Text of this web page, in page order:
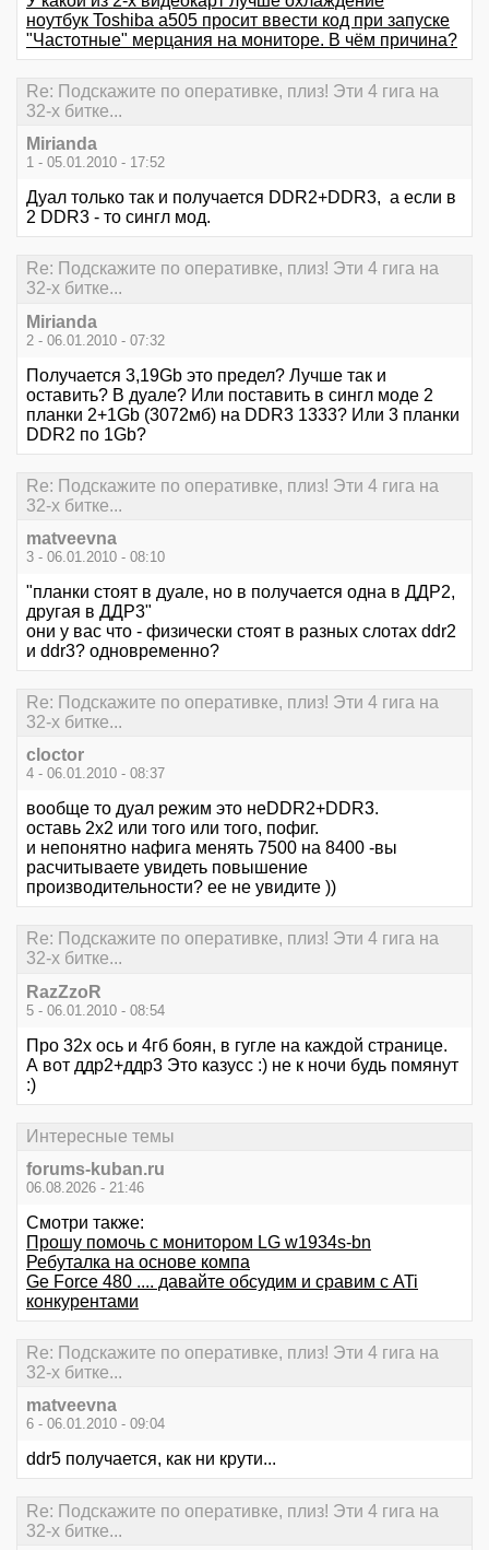
ноутбук Toshiba a505 просит ввести код при запуске
"Частотные" мерцания на мониторе. В чём причина?
Re: Подскажите по оперативке, плиз! Эти 4 гига на
32-х битке...
Mirianda
1 - 05.01.2010 - 17:52
Дуал только так и получается DDR2+DDR3, а если в
2 DDR3 - то сингл мод.
Re: Подскажите по оперативке, плиз! Эти 4 гига на
32-х битке...
Mirianda
2 - 06.01.2010 - 07:32
Получается 3,19Gb это предел? Лучше так и
оставить? В дуале? Или поставить в сингл моде 2
планки 2+1Gb (3072мб) на DDR3 1333? Или 3 планки
DDR2 по 1Gb?
Re: Подскажите по оперативке, плиз! Эти 4 гига на
32-х битке...
matveevna
3 - 06.01.2010 - 08:10
"планки стоят в дуале, но в получается одна в ДДР2,
другая в ДДР3"
они у вас что - физически стоят в разных слотах ddr2
и ddr3? одновременно?
Re: Подскажите по оперативке, плиз! Эти 4 гига на
32-х битке...
cloctor
4 - 06.01.2010 - 08:37
вообще то дуал режим это неDDR2+DDR3.
оставь 2х2 или того или того, пофиг.
и непонятно нафига менять 7500 на 8400 -вы
расчитываете увидеть повышение
производительности? ее не увидите ))
Re: Подскажите по оперативке, плиз! Эти 4 гига на
32-х битке...
RazZzoR
5 - 06.01.2010 - 08:54
Про 32х ось и 4гб боян, в гугле на каждой странице.
А вот ддр2+ддр3 Это казусс :) не к ночи будь помянут
:)
Интересные темы
forums-kuban.ru
06.08.2026 - 21:46
Смотри также:
Прошу помочь с монитором LG w1934s-bn
Ребуталка на основе компа
Ge Force 480 .... давайте обсудим и сравим с ATi
конкурентами
Re: Подскажите по оперативке, плиз! Эти 4 гига на
32-х битке...
matveevna
6 - 06.01.2010 - 09:04
ddr5 получается, как ни крути...
Re: Подскажите по оперативке, плиз! Эти 4 гига на
32-х битке...